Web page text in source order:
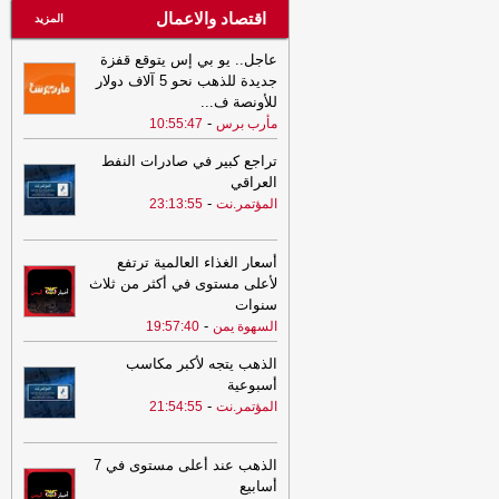
اقتصاد والاعمال المزيد
عاجل.. يو بي إس يتوقع قفزة
جديدة للذهب نحو 5 آلاف دولار
للأونصة ف...
مأرب برس -
10:55:47
تراجع كبير في صادرات النفط
العراقي
المؤتمر.نت -
23:13:55
أسعار الغذاء العالمية ترتفع
لأعلى مستوى في أكثر من ثلاث
سنوات
السهوة يمن -
19:57:40
الذهب يتجه لأكبر مكاسب
أسبوعية
المؤتمر.نت -
21:54:55
الذهب عند أعلى مستوى في 7
أسابيع